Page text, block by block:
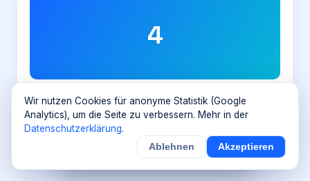
4
4_eyes
IT-Dienstleister
Schneidergasse 1, 4051 Basel
Details Sichern ×
Wir nutzen Cookies für anonyme Statistik (Google
Analytics), um die Seite zu verbessern. Mehr in der
Datenschutzerklärung.
Ablehnen Akzeptieren